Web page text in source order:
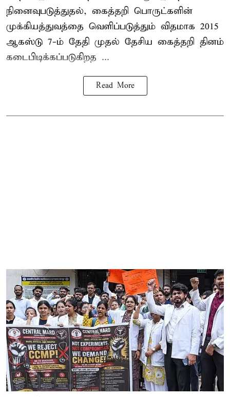
நினைவுபடுத்துதல், கைத்தறி பொருட்களின்
முக்கியத்துவத்தை வெளிப்படுத்தும் விதமாக 2015
ஆகஸ்டு 7-ம் தேதி முதல் தேசிய கைத்தறி தினம்
கடைபிடிக்கப்படுகிறத ...
Read More